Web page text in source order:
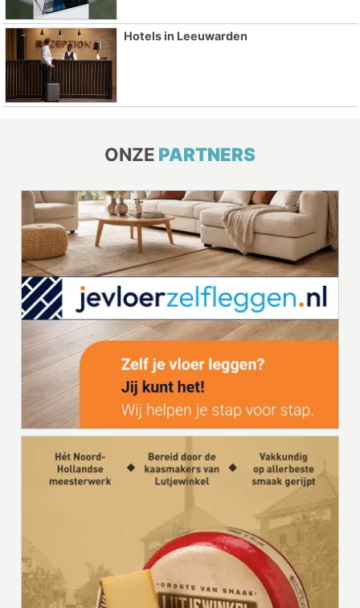
Hotels in Leeuwarden
ONZE PARTNERS